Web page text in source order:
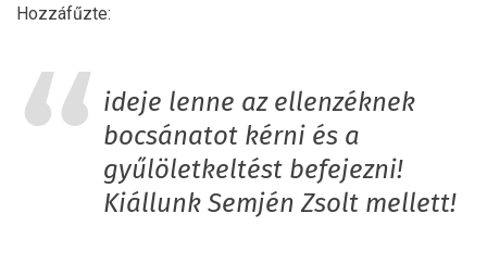
Hozzáfűzte:
ideje lenne az ellenzéknek
bocsánatot kérni és a
gyűlöletkeltést befejezni!
Kiállunk Semjén Zsolt mellett!